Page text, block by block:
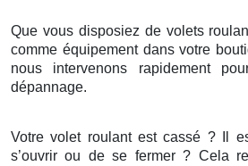
Que vous disposiez de volets
comme équipement dans votre
nous intervenons rapidement
dépannage.
Votre volet roulant est cassé ? Il
s’ouvrir ou de se fermer ? Cela